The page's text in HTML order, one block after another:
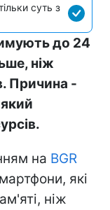
суть з
до 24
ніж
Причина -
на BGR
які
ніж